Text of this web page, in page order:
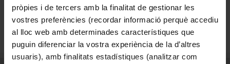
pròpies i de tercers amb la finalitat de gestionar les
vostres preferències (recordar informació perquè accediu
al lloc web amb determinades característiques que
puguin diferenciar la vostra experiència de la d’altres
usuaris), amb finalitats estadístiques (analitzar com
1a convocatòria
Cursos presencials
Hàbits saludables, creixement personal i visites
Hàbits saludables, creixement personal i visites
Llistat alfabètic
PGE24